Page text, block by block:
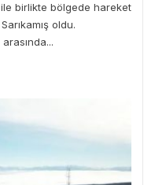
ile birlikte bölgede hareket
oldu.